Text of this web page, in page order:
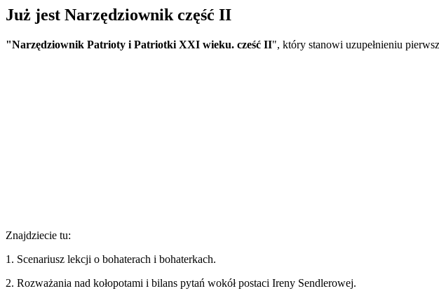
Już jest Narzędziownik część II
"Narzędziownik Patrioty i Patriotki XXI wieku. cześć II", który stanowi uzupełnieniu
Znajdziecie tu:
1. Scenariusz lekcji o bohaterach i bohaterkach.
2. Rozważania nad kołopotami i bilans pytań wokół postaci Ireny Sendlerowej.